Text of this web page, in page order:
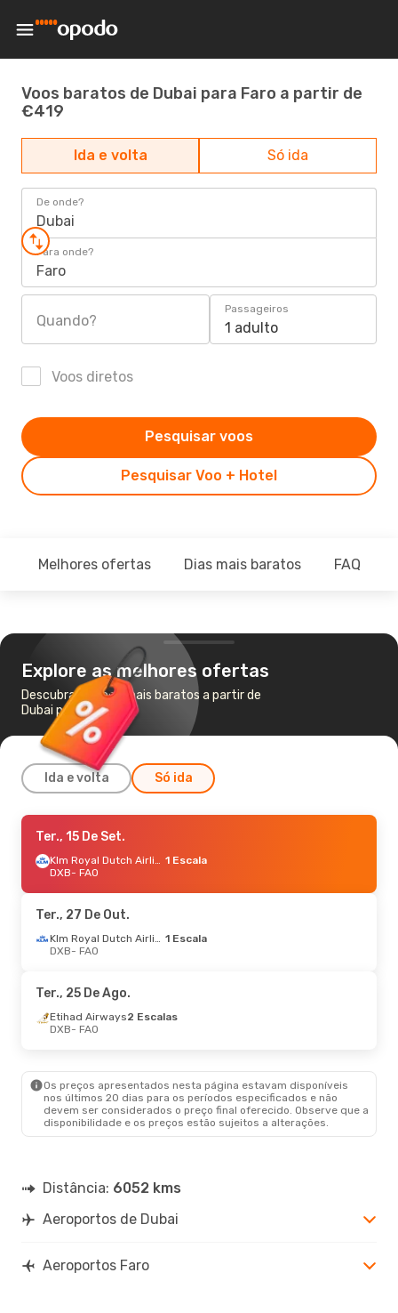
Voos baratos de Dubai para Faro a partir de
€419
Ida e volta Só ida
De onde?
Dubai
Para onde?
Faro
Quando?
Passageiros
1 adulto
Voos diretos
Pesquisar Voo + Hotel
Pesquisar voos
Melhores ofertas Dias mais baratos FAQ
Explore as melhores ofertas
Descubra os voos mais baratos a partir de
Dubai para Faro
Ida e volta Só ida
Sex., 9 De Out.- Seg., 12 De Out.
TAP Portugal1 Escala
DXB- FAO
FAO- DXB
Ter., 15 De Set.
Klm Royal Dutch Airlines 1 Escala
DXB- FAO
Ter., 27 De Out.
Klm Royal Dutch Airlines 1 Escala
DXB- FAO
Ter., 25 De Ago.
Etihad Airways2 Escalas
DXB- FAO
Os preços apresentados nesta página estavam disponíveis
nos últimos 20 dias para os períodos especificados e não
devem ser considerados o preço final oferecido. Observe que a
disponibilidade e os preços estão sujeitos a alterações.
Distância: 6052 kms
Aeroportos de Dubai
Aeroportos Faro